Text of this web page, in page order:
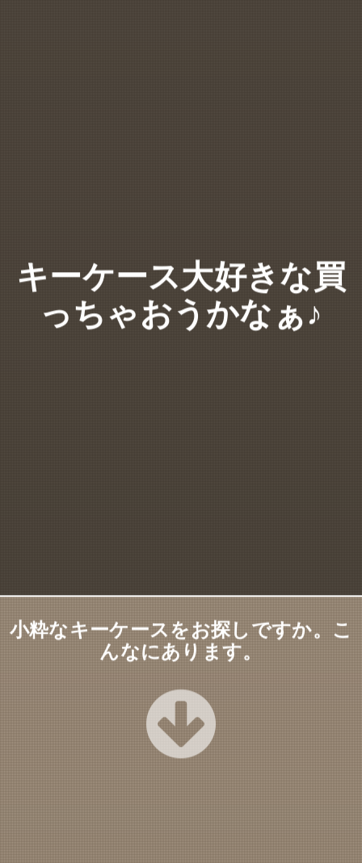
キーケース大好きな買
っちゃおうかなぁ♪
小粋なキーケースをお探しですか。こ
んなにあります。